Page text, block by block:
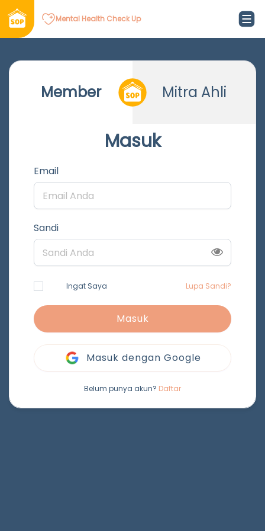
Mental Health Check Up
Member Mitra Ahli
Masuk
Email
Sandi
Ingat Saya Lupa Sandi?
Masuk
Masuk dengan Google
Belum punya akun? Daftar